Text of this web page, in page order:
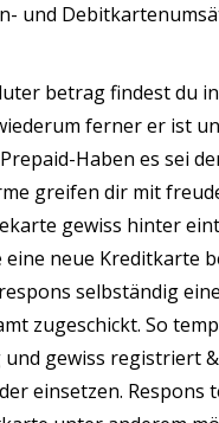
und
betrag findest du
ferner er ist
Haben es sei
greifen dir mit
gewiss hinter
eine neue Kreditkarte
selbständig
zugeschickt. So
und gewiss registriert
einsetzen. Respons